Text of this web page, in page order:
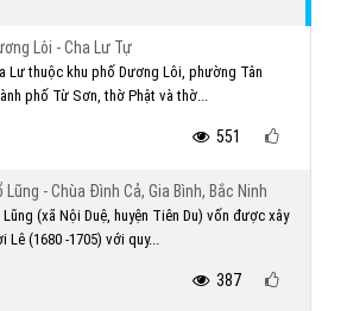
Lôi - Cha Lư Tự
Lư thuộc khu phố Dương Lôi, phường Tân
phố Từ Sơn, thờ Phật và thờ...
551
Lũng - Chùa Đình Cả, Gia Bình, Bắc Ninh
Lũng (xã Nội Duệ, huyện Tiên Du) vốn được xây
Lê (1680 -1705) với quy...
387